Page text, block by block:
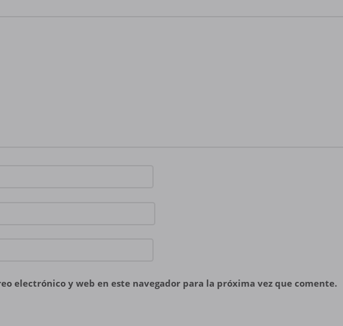
electrónico y web en este navegador para la próxima vez que comente.